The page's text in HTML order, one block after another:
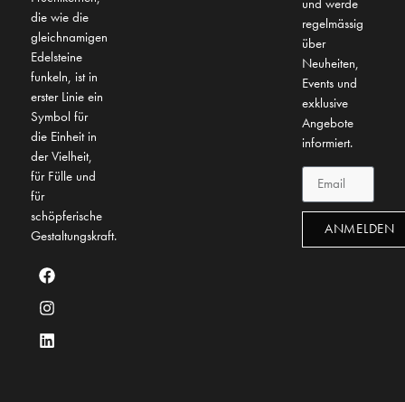
die wie die
gleichnamigen
Edelsteine
funkeln, ist in
erster Linie ein
Symbol für
die Einheit in
der Vielheit,
für Fülle und
für
schöpferische
Gestaltungskraft.
und werde
regelmässig
über
Neuheiten,
Events und
exklusive
Angebote
informiert.
ANMELDEN